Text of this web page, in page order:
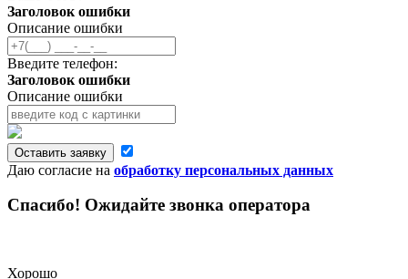
Заголовок ошибки
Описание ошибки
Введите телефон:
Заголовок ошибки
Описание ошибки
Оставить заявку
Даю согласие на обработку персональных данных
Спасибо! Ожидайте звонка оператора
Хорошо